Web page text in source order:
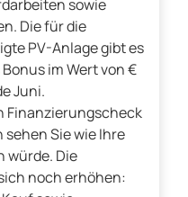
sowie
Die für die
PV-Anlage gibt es
im Wert von €
Juni.
Finanzierungscheck
Sie wie Ihre
würde. Die
noch erhöhen: